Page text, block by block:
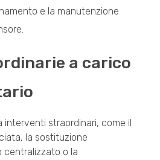
e la manutenzione
a carico
interventi straordinari, come il
la sostituzione
centralizzato o la